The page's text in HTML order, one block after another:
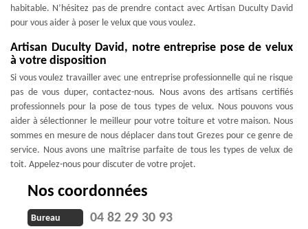
habitable. N’hésitez pas de prendre contact avec Artisan Duculty David
pour vous aider à poser le velux que vous voulez.
Artisan Duculty David, notre entreprise pose de velux
à votre disposition
Si vous voulez travailler avec une entreprise professionnelle qui ne risque
pas de vous duper, contactez-nous. Nous avons des artisans certifiés
professionnels pour la pose de tous types de velux. Nous pouvons vous
aider à sélectionner le meilleur pour votre toiture et votre maison. Nous
sommes en mesure de nous déplacer dans tout Grezes pour ce genre de
service. Nous avons une maîtrise parfaite de tous les types de velux de
toit. Appelez-nous pour discuter de votre projet.
Nos coordonnées
Bureau 04 82 29 30 93